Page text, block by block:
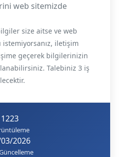
web sitemizde
size aitse ve web
istemiyorsanız, iletişim
geçerek bilgilerinizin
Talebiniz 3 iş
1223
2026